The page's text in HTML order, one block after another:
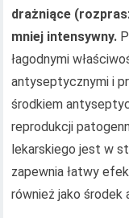
drażniące
mniej intensywny.
łagodnymi
antyseptycznymi i
środkiem
reprodukcji
lekarskiego jest w
zapewnia łatwy
również jako środek